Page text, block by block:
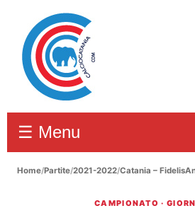
☰ Menu
Home/Partite/2021-2022/Catania –
Catania – FidelisAndria 2–0
CAMPIONATO ·